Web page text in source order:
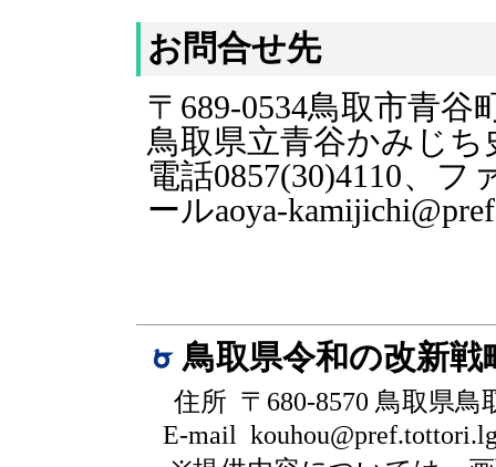
お問合せ先
〒689-0534鳥取市青谷
鳥取県立青谷かみじち
電話0857(30)4110、フ
ールaoya-
鳥取県令和の改新
住所 〒680-8570 鳥取県鳥
E-mail